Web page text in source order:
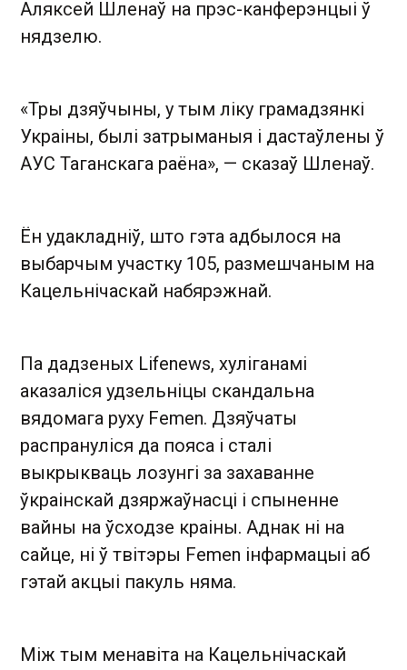
Аляксей Шленаў на прэс-канферэнцыі ў
нядзелю.
«Тры дзяўчыны, у тым ліку грамадзянкі
Украіны, былі затрыманыя і дастаўлены ў
АУС Таганскага раёна», — сказаў Шленаў.
Ён удакладніў, што гэта адбылося на
выбарчым участку 105, размешчаным на
Кацельнічаскай набярэжнай.
Па дадзеных Lifenews, хуліганамі
аказаліся удзельніцы скандальна
вядомага руху Femen. Дзяўчаты
распрануліся да пояса і сталі
выкрыкваць лозунгі за захаванне
ўкраінскай дзяржаўнасці і спыненне
вайны на ўсходзе краіны. Аднак ні на
сайце, ні ў твітэры Femen інфармацыі аб
гэтай акцыі пакуль няма.
Між тым менавіта на Кацельнічаскай